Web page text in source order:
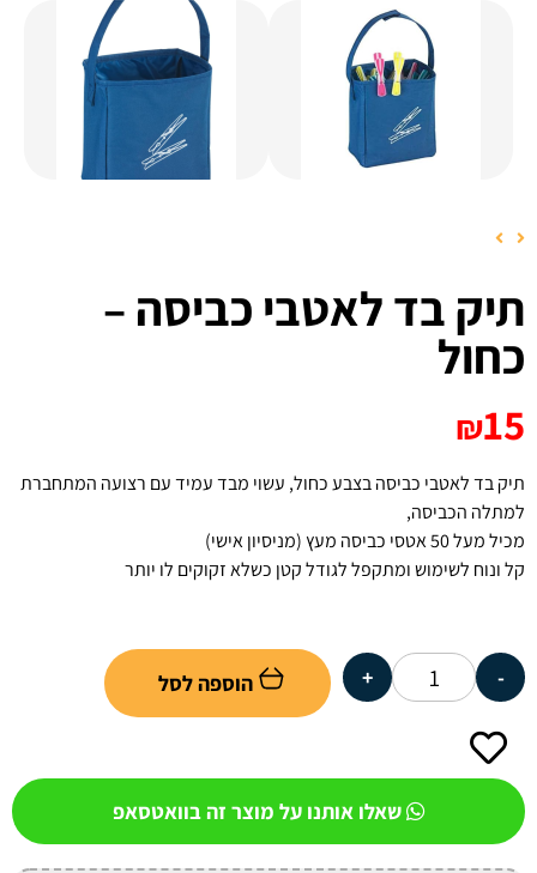
תיק בד לאטבי כביסה –
כחול
₪15
תיק בד לאטבי כביסה בצבע כחול, עשוי מבד עמיד עם רצועה המתחברת
למתלה הכביסה,
מכיל מעל 50 אטסי כביסה מעץ (מניסיון אישי)
קל ונוח לשימוש ומתקפל לגודל קטן כשלא זקוקים לו יותר
הוספה לסל
שאלו אותנו על מוצר זה בוואטסאפ